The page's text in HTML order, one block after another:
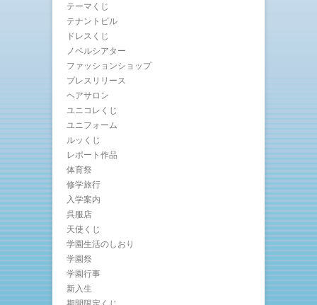
テーマくじ
テナントビル
ドレスくじ
ノベルシアター
ファッションショップ
プレスリリース
ヘアサロン
ユニコレくじ
ユニフォーム
ルッくじ
レポート作品
体育祭
修学旅行
入学案内
呉服店
天使くじ
学園生活のしおり
学園祭
学園行事
新入生